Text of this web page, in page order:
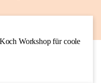
AUG
Workshop für coole